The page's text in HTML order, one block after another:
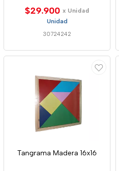
$29.900 x Unidad
Unidad
30724242
Tangrama Madera 16x16